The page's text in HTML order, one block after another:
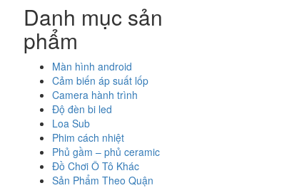
Danh mục sản
phẩm
Màn hình android
Cảm biến áp suất lốp
Camera hành trình
Độ đèn bi led
Loa Sub
Phim cách nhiệt
Phủ gầm – phủ ceramic
Đồ Chơi Ô Tô Khác
Sản Phẩm Theo Quận